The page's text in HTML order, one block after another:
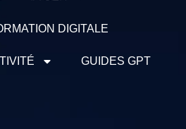
DIGITALE
GUIDES GPT